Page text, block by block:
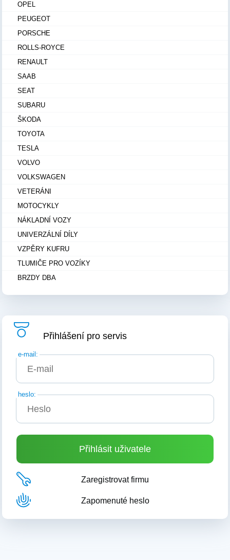
OPEL
PEUGEOT
PORSCHE
ROLLS-ROYCE
RENAULT
SAAB
SEAT
SUBARU
ŠKODA
TOYOTA
TESLA
VOLVO
VOLKSWAGEN
VETERÁNI
MOTOCYKLY
NÁKLADNÍ VOZY
UNIVERZÁLNÍ DÍLY
VZPĚRY KUFRU
TLUMIČE PRO VOZÍKY
BRZDY DBA
Přihlášení pro servis
e-mail:
heslo:
Zaregistrovat firmu
Zapomenuté heslo